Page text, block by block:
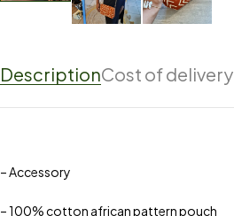
DescriptionCost of delivery
– Accessory
– 100% cotton african pattern pouch